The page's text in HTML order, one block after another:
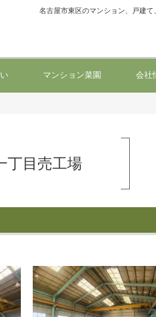
名古屋市東区のマンション、戸建
マンション菜園 会社
丁目売工場